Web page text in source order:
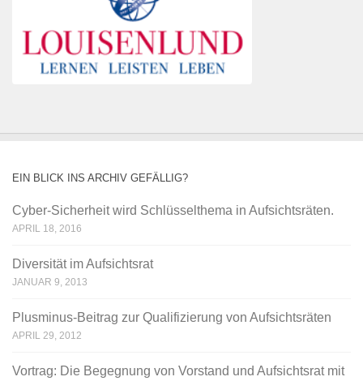
EIN BLICK INS ARCHIV GEFÄLLIG?
Cyber-Sicherheit wird Schlüsselthema in Aufsichtsräten.
APRIL 18, 2016
Diversität im Aufsichtsrat
JANUAR 9, 2013
Plusminus-Beitrag zur Qualifizierung von Aufsichtsräten
APRIL 29, 2012
Vortrag: Die Begegnung von Vorstand und Aufsichtsrat mit